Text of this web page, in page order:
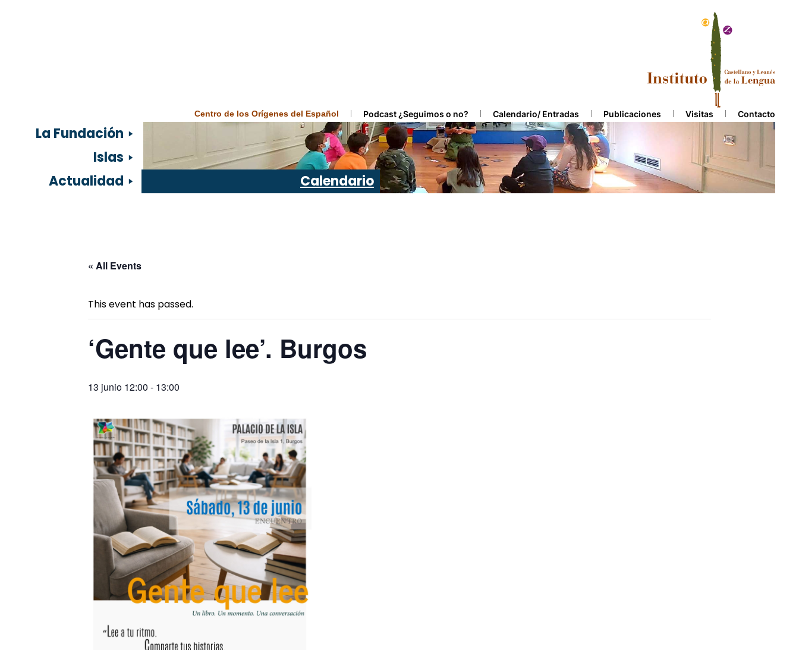
Centro de los Orígenes del Español Podcast ¿Seguimos o no? Calendario/ Entradas Publicaciones Visitas Contacto
La Fundación
Islas
Actualidad
Calendario
« All Events
This event has passed.
‘Gente que lee’. Burgos
13 junio 12:00 - 13:00